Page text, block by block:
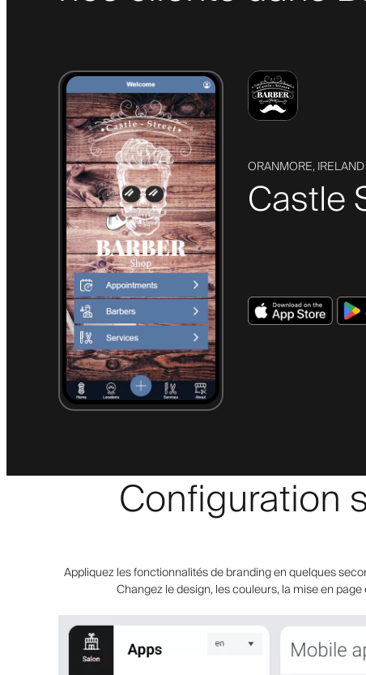
ORANMORE, IRELAND
Castle
Configuration
Appliquez les fonctionnalités de branding en quelques
Changez le design, les couleurs, la mise en